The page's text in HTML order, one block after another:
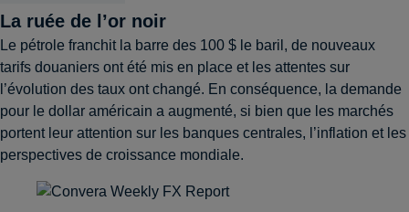
La ruée de l’or noir
Le pétrole franchit la barre des 100 $ le baril, de nouveaux
tarifs douaniers ont été mis en place et les attentes sur
l’évolution des taux ont changé. En conséquence, la demande
pour le dollar américain a augmenté, si bien que les marchés
portent leur attention sur les banques centrales, l’inflation et les
perspectives de croissance mondiale.